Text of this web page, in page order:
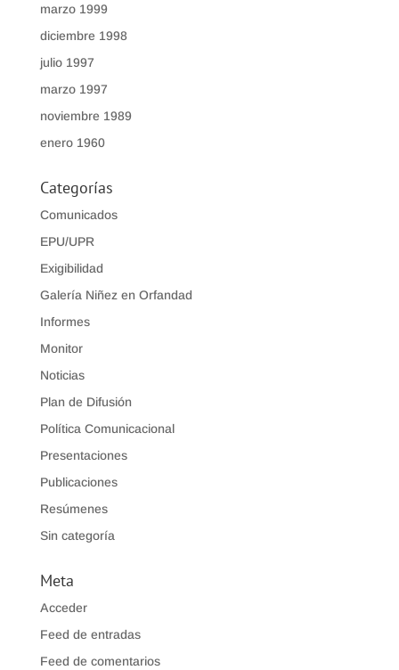
marzo 1999
diciembre 1998
julio 1997
marzo 1997
noviembre 1989
enero 1960
Categorías
Comunicados
EPU/UPR
Exigibilidad
Galería Niñez en Orfandad
Informes
Monitor
Noticias
Plan de Difusión
Política Comunicacional
Presentaciones
Publicaciones
Resúmenes
Sin categoría
Meta
Acceder
Feed de entradas
Feed de comentarios